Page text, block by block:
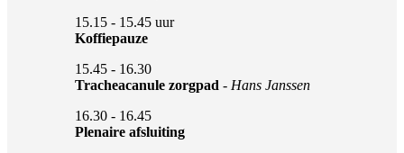
15.15 - 15.45 uur
Koffiepauze
15.45 - 16.30
Tracheacanule zorgpad - Hans Janssen
16.30 - 16.45
Plenaire afsluiting